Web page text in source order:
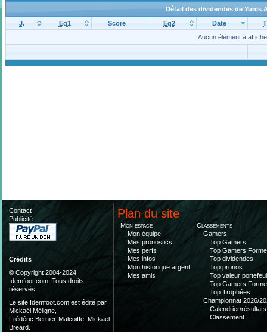
Détail des dividendes de Yunis
J.
Eq1 Score Eq2 Date
Aucun élément à
Contact
Publicité
Crédits
© Copyright 2004-2024
Idemfoot.com, Tous droits
réservés
Le site Idemfoot.com est édité par
Mickaël Méligne,
Frédéric Bernier-Malcoiffe, Mickaël
Breard.
Plan du site
Mon espace
Mon équipe
Mes pronostics
Mes perfs
Mes infos
Mon historique argent
Mes amis
Classements
Gamers
Top Gamers
Top Gamers Forme
Top dividendes
Top pronos
Top valeur
Top Gamers Forme
Top Trophées
Championnat 2026/
Calendrier/résultats
Classement